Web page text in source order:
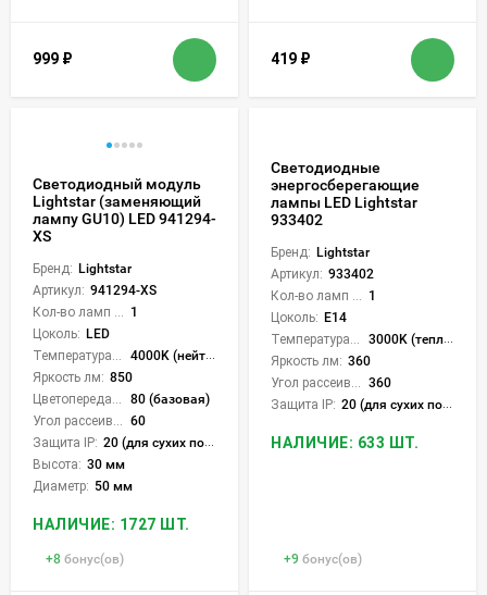
999 ₽ 419 ₽
Светодиодный модуль
Lightstar (заменяющий
лампу GU10) LED 941294-
XS
Бренд: Lightstar
Артикул: 941294-XS
1
Цоколь: LED
4000K (нейтральный)
Яркость лм: 850
80 (базовая)
60
Защита IP: 20 (для сухих пом.)
Высота: 30 мм
Диаметр: 50 мм
НАЛИЧИЕ: 1727 ШТ.
+8 бонус(ов)
Светодиодные
энергосберегающие
лампы LED Lightstar
933402
Бренд: Lightstar
Артикул: 933402
1
Цоколь: E14
3000K (теплый)
Яркость лм: 360
360
Защита IP: 20 (для сухих пом.)
НАЛИЧИЕ: 633 ШТ.
+9 бонус(ов)